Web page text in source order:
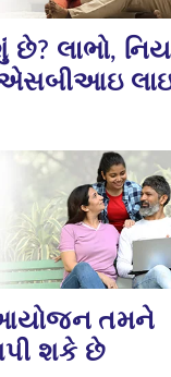
લાભો,
એસબીઆઇ
આયોજન તમને
શકે છે